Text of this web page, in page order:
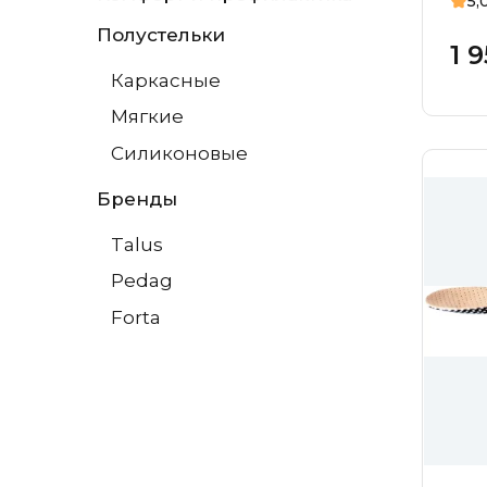
Полустельки
Каркасные
Мягкие
Силиконовые
Бренды
Talus
Pedag
Forta
1